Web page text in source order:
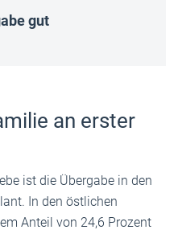
gut
an erster
ist die Übergabe in den
In den östlichen
Anteil von 24,6 Prozent